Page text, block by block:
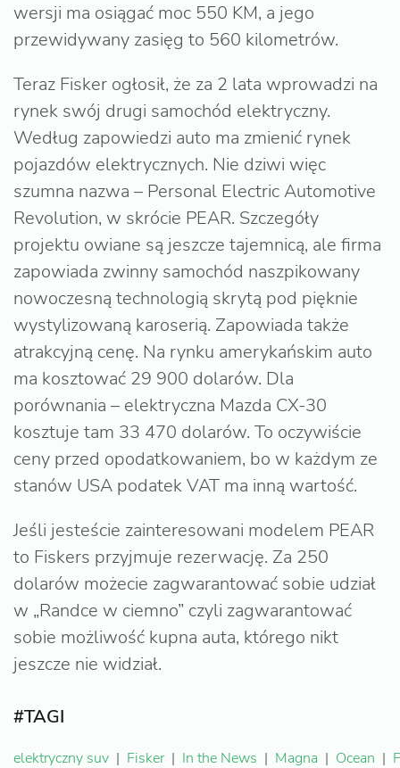
wersji ma osiągać moc 550 KM, a jego
przewidywany zasięg to 560 kilometrów.
Teraz Fisker ogłosił, że za 2 lata wprowadzi na
rynek swój drugi samochód elektryczny.
Według zapowiedzi auto ma zmienić rynek
pojazdów elektrycznych. Nie dziwi więc
szumna nazwa – Personal Electric Automotive
Revolution, w skrócie PEAR. Szczegóły
projektu owiane są jeszcze tajemnicą, ale firma
zapowiada zwinny samochód naszpikowany
nowoczesną technologią skrytą pod pięknie
wystylizowaną karoserią. Zapowiada także
atrakcyjną cenę. Na rynku amerykańskim auto
ma kosztować 29 900 dolarów. Dla
porównania – elektryczna Mazda CX-30
kosztuje tam 33 470 dolarów. To oczywiście
ceny przed opodatkowaniem, bo w każdym ze
stanów USA podatek VAT ma inną wartość.
Jeśli jesteście zainteresowani modelem PEAR
to Fiskers przyjmuje rezerwację. Za 250
dolarów możecie zagwarantować sobie udział
w „Randce w ciemno” czyli zagwarantować
sobie możliwość kupna auta, którego nikt
jeszcze nie widział.
#TAGI
elektryczny suv | Fisker| In the News | Magna | Ocean |